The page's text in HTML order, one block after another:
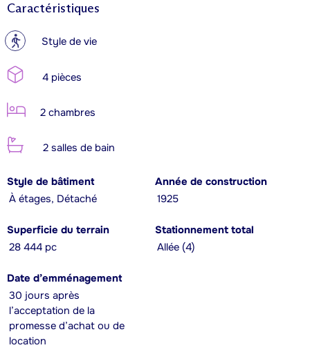
Caractéristiques
? Style de vie
4 pièces
2 chambres
2 salles de bain
Style de bâtiment
À étages, Détaché
Année de construction
1925
Superficie du terrain
28 444 pc
Stationnement total
Allée (4)
Date d’emménagement
30 jours après
l’acceptation de la
promesse d’achat ou de
location